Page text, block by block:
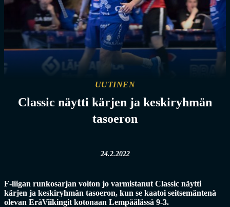
UUTINEN
Classic näytti kärjen ja keskiryhmän
tasoeron
24.2.2022
F-liigan runkosarjan voiton jo varmistanut Classic näytti
kärjen ja keskiryhmän tasoeron, kun se kaatoi seitsemäntenä
olevan EräViikingit kotonaan Lempäälässä 9-3.